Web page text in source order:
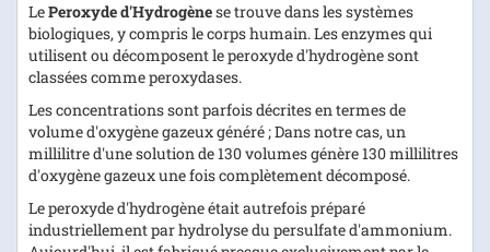
LePeroxyde d'Hydrogènese trouve dans les systèmes
biologiques, y compris le corps humain. Les enzymes qui
utilisent ou décomposent le peroxyde d'hydrogène sont
classées comme peroxydases.
Les concentrations sont parfois décrites en termes de
volume d'oxygène gazeux généré ; Dans notre cas, un
millilitre d'une solution de 130 volumes génère 130 millilitres
d'oxygène gazeux une fois complètement décomposé.
Le peroxyde d'hydrogène était autrefois préparé
industriellement par hydrolyse du persulfate d'ammonium.